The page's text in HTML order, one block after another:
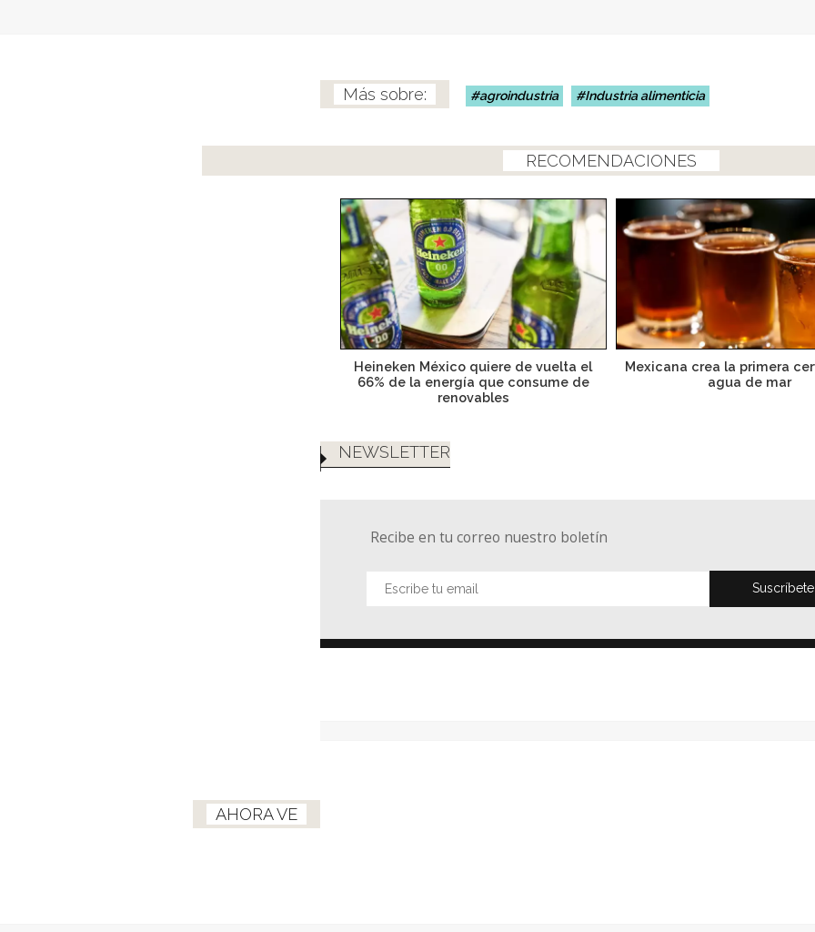
agroindustria Industria alimenticia
RECOMENDACIONES
Heineken México quiere de vuelta el
66% de la energía que consume de
renovables
Mexicana crea la primera
agua de mar
NEWSLETTER
Recibe en tu correo nuestro boletín
AHORA VE